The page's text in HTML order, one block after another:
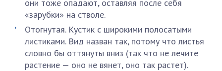
они тоже опадают, оставляя после себя
«зарубки» на стволе.
Отогнутая. Кустик с широкими полосатыми
листиками. Вид назван так, потому что листья
словно бы оттянуты вниз (так что не лечите
растение — оно не вянет, оно так растет).